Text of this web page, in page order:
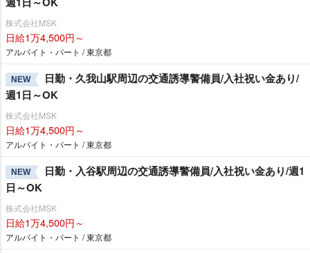
株式会社MSK
日給1万4,500円～
アルバイト・パート / 東京都
NEW
日勤・久我山駅周辺の交通誘導警備員/入社祝い金あり/
週1日～OK
株式会社MSK
日給1万4,500円～
アルバイト・パート / 東京都
NEW
日勤・入谷駅周辺の交通誘導警備員/入社祝い金あり/週1
日～OK
株式会社MSK
日給1万4,500円～
アルバイト・パート / 東京都